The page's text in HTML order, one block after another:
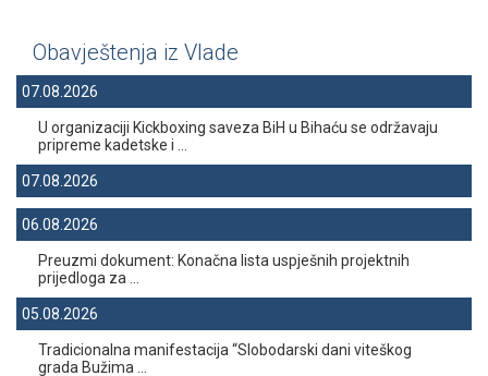
Obavještenja iz Vlade
07.08.2026
U organizaciji Kickboxing saveza BiH u Bihaću se održavaju
pripreme kadetske i ...
07.08.2026
06.08.2026
Preuzmi dokument: Konačna lista uspješnih projektnih
prijedloga za ...
05.08.2026
Tradicionalna manifestacija “Slobodarski dani viteškog
grada Bužima ...